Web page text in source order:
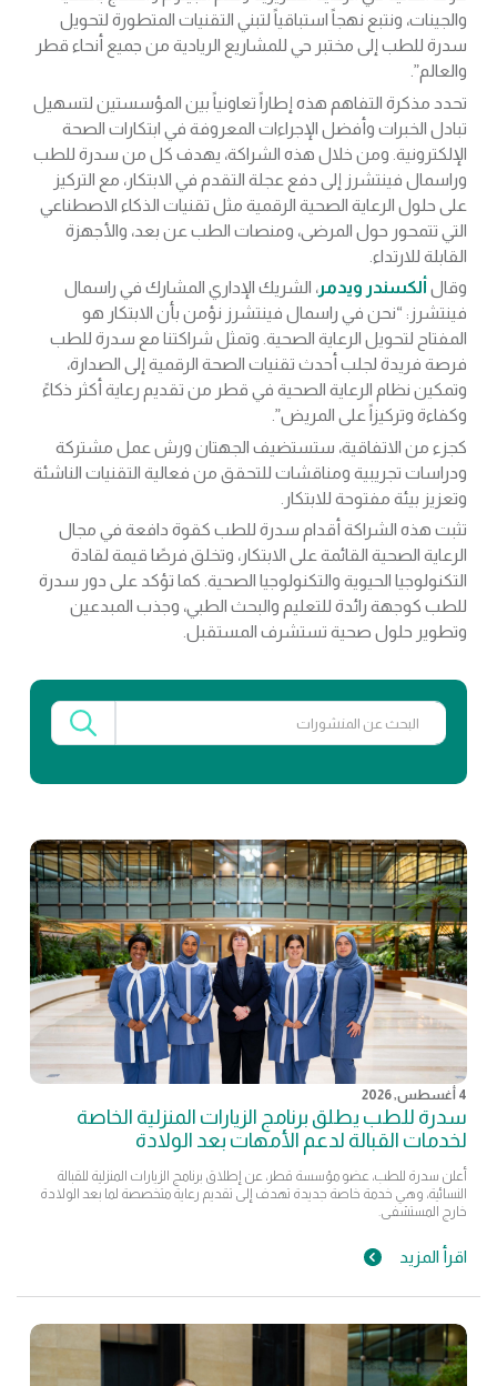
والجينات، ونتبع نهجاً استباقياً لتبني التقنيات المتطورة لتحويل
سدرة للطب إلى مختبر حي للمشاريع الريادية من جميع أنحاء قطر
والعالم”.
تحدد مذكرة التفاهم هذه إطاراً تعاونياً بين المؤسستين لتسهيل
تبادل الخبرات وأفضل الإجراءات المعروفة في ابتكارات الصحة
الإلكترونية. ومن خلال هذه الشراكة، يهدف كل من سدرة للطب
وراسمال فينتشرز إلى دفع عجلة التقدم في الابتكار، مع التركيز
على حلول الرعاية الصحية الرقمية مثل تقنيات الذكاء الاصطناعي
التي تتمحور حول المرضى، ومنصات الطب عن بعد، والأجهزة
القابلة للارتداء.
وقال ألكسندر ويدمر، الشريك الإداري المشارك في راسمال
فينتشرز: “نحن في راسمال فينتشرز نؤمن بأن الابتكار هو
المفتاح لتحويل الرعاية الصحية. وتمثل شراكتنا مع سدرة للطب
فرصة فريدة لجلب أحدث تقنيات الصحة الرقمية إلى الصدارة،
وتمكين نظام الرعاية الصحية في قطر من تقديم رعاية أكثر ذكاءً
وكفاءة وتركيزاً على المريض”.
كجزء من الاتفاقية، ستستضيف الجهتان ورش عمل مشتركة
ودراسات تجريبية ومناقشات للتحقق من فعالية التقنيات الناشئة
وتعزيز بيئة مفتوحة للابتكار.
تثبت هذه الشراكة أقدام سدرة للطب كقوة دافعة في مجال
الرعاية الصحية القائمة على الابتكار، وتخلق فرصًا قيمة لقادة
التكنولوجيا الحيوية والتكنولوجيا الصحية. كما تؤكد على دور سدرة
للطب كوجهة رائدة للتعليم والبحث الطبي، وجذب المبدعين
وتطوير حلول صحية تستشرف المستقبل.
4 أغسطس, 2026
سدرة للطب يطلق برنامج الزيارات المنزلية الخاصة
لخدمات القبالة لدعم الأمهات بعد الولادة
أعلن سدرة للطب، عضو مؤسسة قطر، عن إطلاق برنامج الزيارات المنزلية للقبالة
النسائية، وهي خدمة خاصة جديدة تهدف إلى تقديم رعاية متخصصة لما بعد الولادة
خارج المستشفى.
اقرأ المزيد